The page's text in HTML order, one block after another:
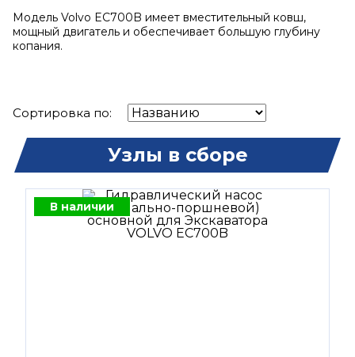
Модель Volvo EC700B имеет вместительный ковш,
мощный двигатель и обеспечивает большую глубину
копания.
Сортировка по:
Узлы в сборе
В наличии